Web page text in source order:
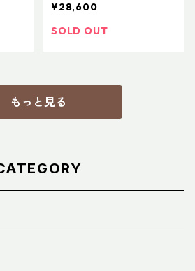
¥28,600
SOLD OUT
もっと見る